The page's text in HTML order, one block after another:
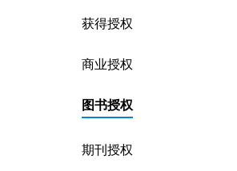
获得授权
商业授权
图书授权
期刊授权